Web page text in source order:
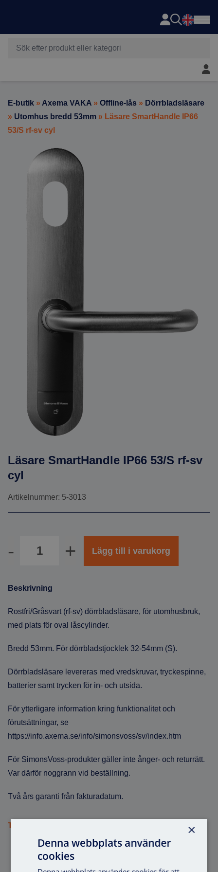
Mitt
E-butik » Axema VAKA » Offline-lås » Dörrbladsläsare
» Utomhus bredd 53mm » Läsare SmartHandle IP66
53/S rf-sv cyl
Läsare SmartHandle IP66 53/S rf-sv
cyl
Artikelnummer: 5-3013
Lägg till i varukorg
Beskrivning
Rostfri/Gråsvart (rf-sv) dörrbladsläsare, för utomhusbruk,
med plats för oval låscylinder.
Bredd 53mm. För dörrbladstjocklek 32-54mm (S).
Dörrbladsläsare levereras med vredskruvar, tryckespinne,
batterier samt trycken för in- och utsida.
För ytterligare information kring funktionalitet och
förutsättningar, se
https://info.axema.se/info/simonsvoss/sv/index.htm
För SimonsVoss-produkter gäller inte ånger- och returrätt.
Var därför noggrann vid beställning.
Två års garanti från fakturadatum.
Teknisk dokumentation ×
Denna webbplats använder
cookies